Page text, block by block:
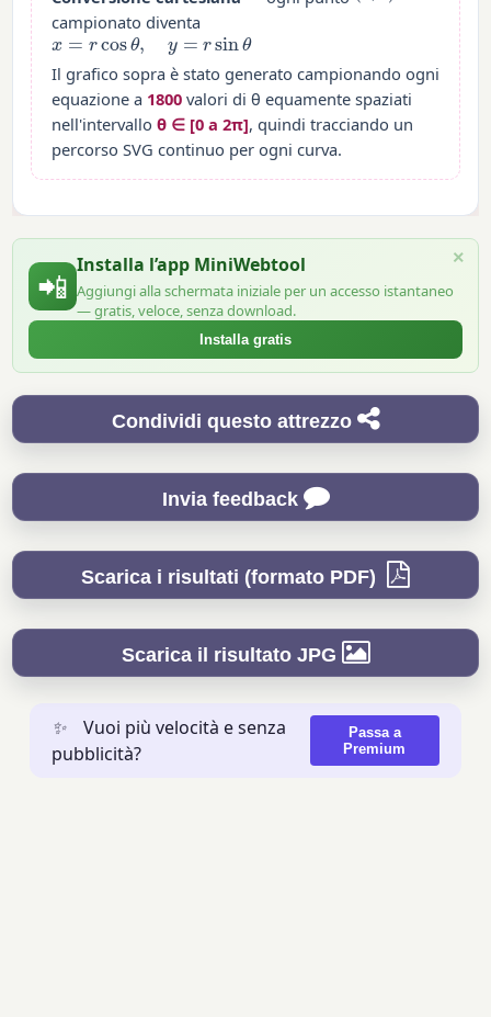
campionato diventa
x=rcosθ,y=rsinθ
Il grafico sopra è stato generato campionando ogni
equazione a 1800valori di θ equamente spaziati
nell'intervallo θ ∈ [0 a 2π], quindi tracciando un
percorso SVG continuo per ogni curva.
📲
Installa l’app MiniWebtool
Aggiungi alla schermata iniziale per un accesso istantaneo
— gratis, veloce, senza download.
Installa gratis
×
Condividi questo attrezzo
Invia feedback
Scarica i risultati (formato PDF)
Scarica il risultato JPG
✨
Vuoi più velocità e senza
pubblicità?
Passa a
Premium